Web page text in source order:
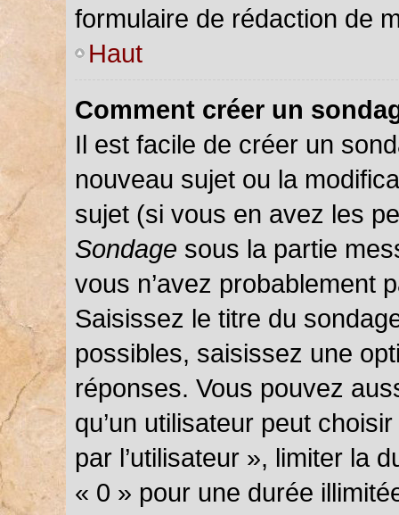
formulaire de rédaction de
Haut
Comment créer un
Il est facile de créer un
nouveau sujet ou la
sujet (si vous en avez les
Sondage sous la partie
vous n’avez probablement
Saisissez le titre du
possibles, saisissez une
réponses. Vous pouvez
qu’un utilisateur peut
par l’utilisateur », limiter la
« 0 » pour une durée